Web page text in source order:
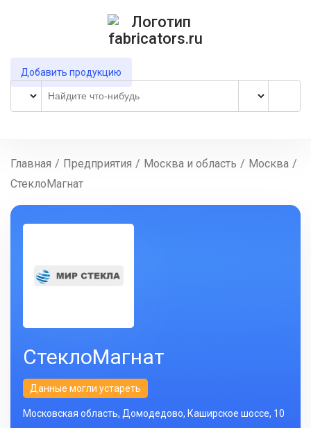
Добавить продукцию
Главная / Предприятия / Москва и область / Москва /
СтеклоМагнат
СтеклоМагнат
Данные могли устареть
Московская область, Домодедово, Каширское шоссе, 10